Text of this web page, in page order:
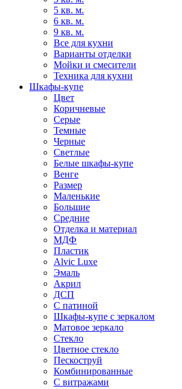
5 кв. м.
6 кв. м.
9 кв. м.
Все для кухни
Варианты отделки
Мойки и смесители
Техника для кухни
Шкафы-купе
Цвет
Коричневые
Серые
Темные
Черные
Светлые
Белые шкафы-купе
Венге
Размер
Маленькие
Большие
Средние
Отделка и материал
МДФ
Пластик
Alvic Luxe
Эмаль
Акрил
ДСП
С патиной
Шкафы-купе с зеркалом
Матовое зеркало
Стекло
Цветное стекло
Пескоструй
Комбинированные
С витражами